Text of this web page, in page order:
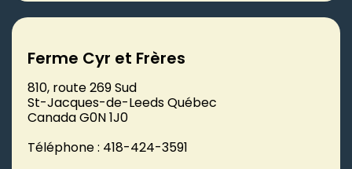
Ferme Cyr et Frères
810, route 269 Sud
St-Jacques-de-Leeds Québec
Canada G0N 1J0
Téléphone : 418-424-3591